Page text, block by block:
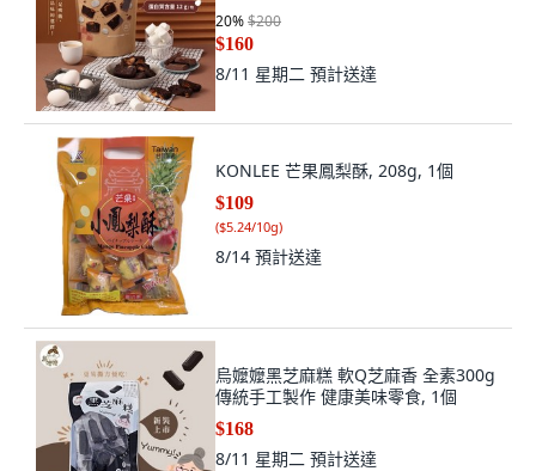
20%$200
$160
8/11 星期二 預計送達
KONLEE 芒果鳳梨酥, 208g, 1個
$109
($5.24/10g)
8/14 預計送達
烏嬤嬤黑芝麻糕 軟Q芝麻香 全素300g
傳統手工製作 健康美味零食, 1個
$168
8/11 星期二 預計送達